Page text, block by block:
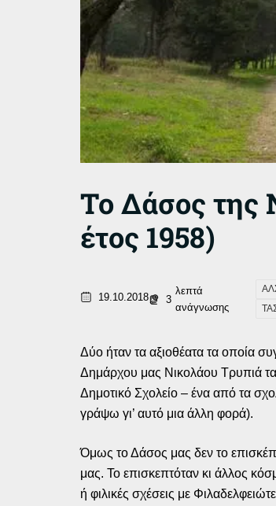
Το Δάσος της
έτος 1958)
19.10.2018 3
λεπτά
ανάγνωσης
Δύο ήταν τα αξιοθέατα τα οποία
Δημάρχου μας Νικολάου Τρυπιά τα
Δημοτικό Σχολείο – ένα από τα
γράψω γι’ αυτό μια άλλη φορά).
Όμως το Δάσος μας δεν το
μας. Το επισκεπτόταν κι άλλος
ή φιλικές σχέσεις με